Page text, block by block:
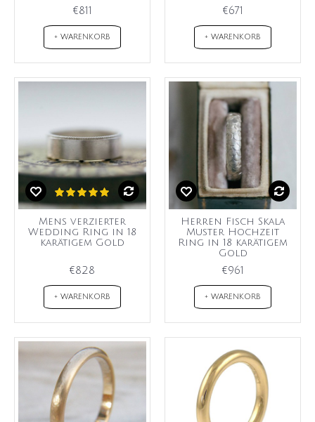
€811
+ WARENKORB
€671
+ WARENKORB
Mens verzierter
Wedding Ring in 18
karätigem Gold
€828
+ WARENKORB
Herren Fisch Skala
Muster Hochzeit
Ring in 18 karätigem
Gold
€961
+ WARENKORB